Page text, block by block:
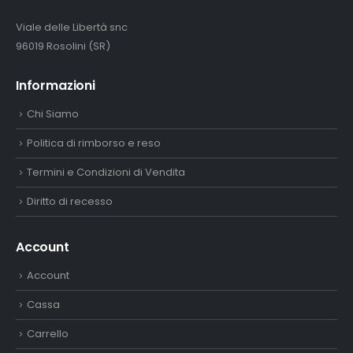
Viale delle Libertà snc
96019 Rosolini (SR)
Informazioni
Chi Siamo
Politica di rimborso e reso
Termini e Condizioni di Vendita
Diritto di recesso
Account
Account
Cassa
Carrello